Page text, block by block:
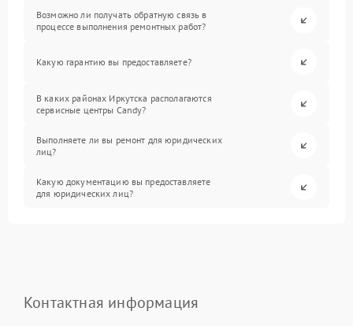
Возможно ли получать обратную связь в
процессе выполнения ремонтных работ?
Какую гарантию вы предоставляете?
В каких районах Иркутска располагаются
сервисные центры Candy?
Выполняете ли вы ремонт для юридических
лиц?
Какую документацию вы предоставляете
для юридических лиц?
Контактная информация